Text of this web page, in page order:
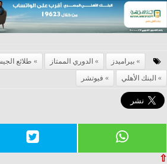
بيراميدز الدوري الممتاز طلائع
البنك الأهلي
فيوتشر
⇧